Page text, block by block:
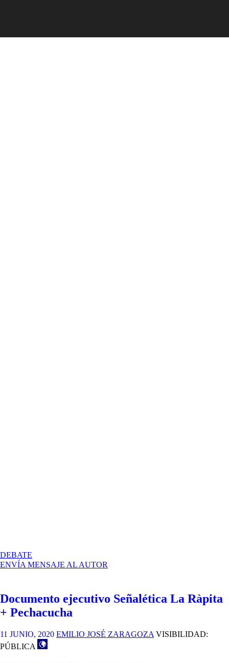
DEBATE
DOCUMENTO
ENVÍA MENSAJE AL AUTOR
Documento ejecutivo Señalética La Ràpita
+ Pechacucha
11 JUNIO, 2020 EMILIO JOSÉ ZARAGOZA VISIBILIDAD:
PÚBLICA